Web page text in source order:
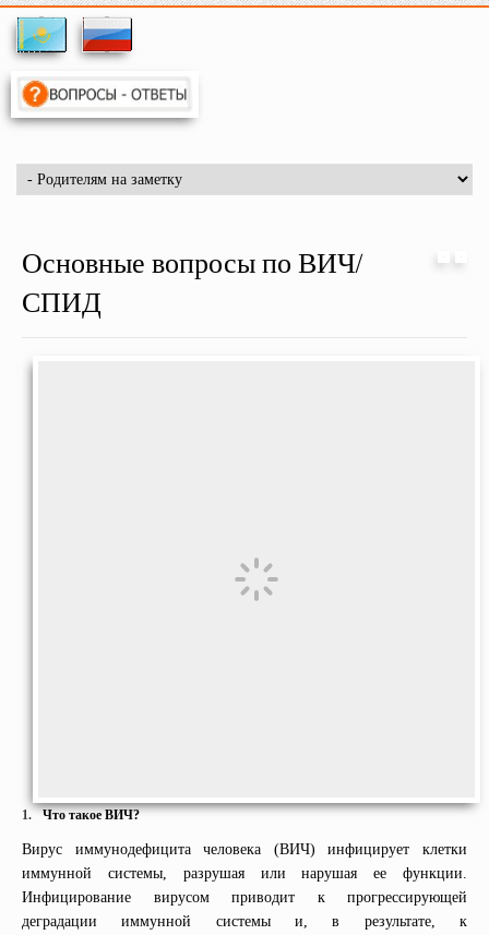
Основные вопросы по ВИЧ/
СПИД
1. Что такое ВИЧ?
Вирус иммунодефицита человека (ВИЧ) инфицирует клетки
иммунной системы, разрушая или нарушая ее функции.
Инфицирование вирусом приводит к прогрессирующей
деградации иммунной системы и, в результате, к